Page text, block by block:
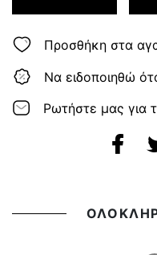
Προσθήκη στα
Να ειδοποιηθώ
Ρωτήστε μας για